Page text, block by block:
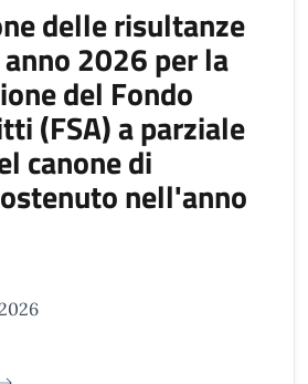
delle risultanze
2026 per la
del Fondo
(FSA) a parziale
canone di
nell'anno